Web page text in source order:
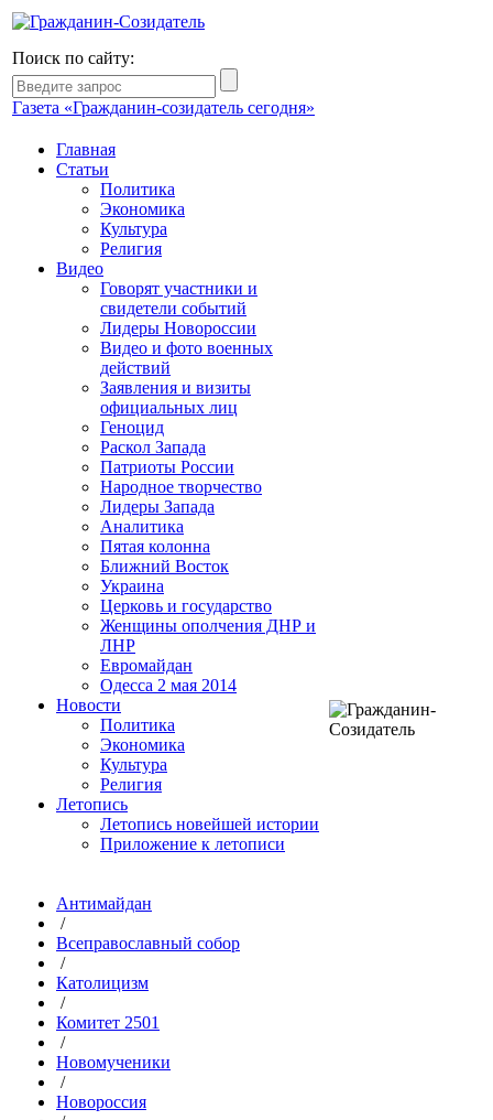
Поиск по сайту:
Газета «Гражданин-созидатель сегодня»
Главная
Статьи
Политика
Экономика
Культура
Религия
Видео
Говорят участники и
свидетели событий
Лидеры Новороссии
Видео и фото военных
действий
Заявления и визиты
официальных лиц
Геноцид
Раскол Запада
Патриоты России
Народное творчество
Лидеры Запада
Аналитика
Пятая колонна
Ближний Восток
Украина
Церковь и государство
Женщины ополчения ДНР и
ЛНР
Евромайдан
Одесса 2 мая 2014
Новости
Политика
Экономика
Культура
Религия
Летопись
Летопись новейшей истории
Приложение к летописи
Антимайдан
/
Всеправославный собор
/
Католицизм
/
Комитет 2501
/
Новомученики
/
Новороссия